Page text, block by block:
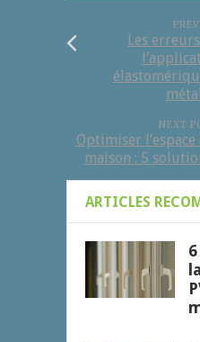
Les
NEXT
Optimiser
maison : 5
ARTICLES